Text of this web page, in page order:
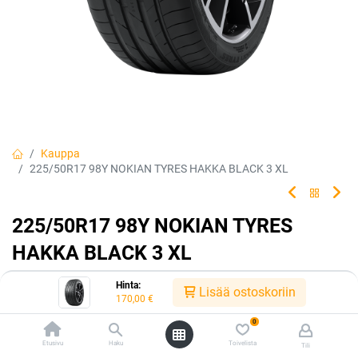
Hinta:
170,00 € Lisää ostoskoriin
Etusivu Haku
0
Toivelista Tili
Kauppa
225/50R17 98Y NOKIAN TYRES HAKKA BLACK 3 XL
225/50R17 98Y NOKIAN TYRES
HAKKA BLACK 3 XL
Viileää hallintaa. Nokian Tyres Hakka Black 3 vakuuttaa
täsmällisellä ajotuntumalla, ensiluokkaisella pidolla ja alhaisella
äänitasolla.
6419440534091 Tuotekoodi:226429